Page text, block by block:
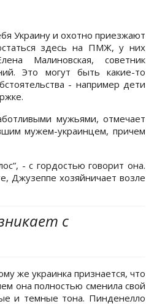
Украину и охотно приезжают
здесь на ПМЖ, у них
Малиновская, советник
Это могут быть какие-то
- например дети
мужьями, отмечает
мужем-украинцем, причем
- с гордостью говорит она.
Джузеппе хозяйничает возле
с
же украинка признается, что
она полностью сменила свой
и темные тона. Пинденелло